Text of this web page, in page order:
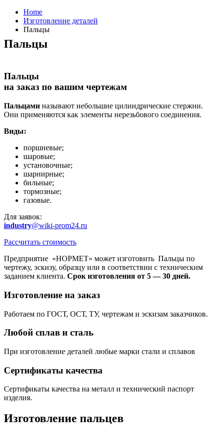
Home
Изготовление деталей
Пальцы
Пальцы
Пальцы
на заказ по вашим чертежам
Пальцами называют небольшие цилиндрические стержни.
Они применяются как элементы нерезьбового соединения.
Виды:
поршневые;
шаровые;
установочные;
шарнирные;
бильные;
тормозные;
газовые.
Для заявок:
industry@wiki-prom24.ru
Рассчитать стоимость
Предприятие «НОРМЕТ» может изготовить Пальцы по
чертежу, эскизу, образцу или в соответствии с техническим
заданием клиента. Срок изготовления от 5 — 30 дней.
Изготовление на заказ
Работаем по ГОСТ, ОСТ, ТУ, чертежам и эскизам заказчиков.
Любой сплав и сталь
При изготовление деталей любые марки стали и сплавов
Сертификаты качества
Сертификаты качества на металл и технический паспорт
изделия.
Изготовление пальцев